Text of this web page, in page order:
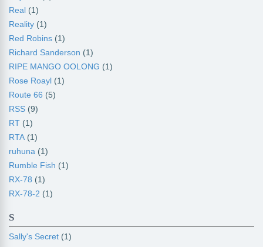
Real (1)
Reality (1)
Red Robins (1)
Richard Sanderson (1)
RIPE MANGO OOLONG (1)
Rose Roayl (1)
Route 66 (5)
RSS (9)
RT (1)
RTA (1)
ruhuna (1)
Rumble Fish (1)
RX-78 (1)
RX-78-2 (1)
S
Sally's Secret (1)